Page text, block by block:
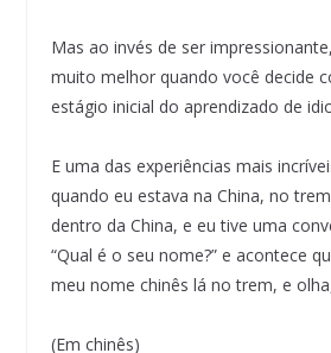
Mas ao invés de ser
muito melhor quando você decide
estágio inicial do aprendizado de
E uma das experiências mais
quando eu estava na China, no
dentro da China, e eu tive uma
“Qual é o seu nome?” e acontece
meu nome chinês lá no trem, e
(Em chinês)